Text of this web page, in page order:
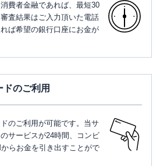
費者金融であれば、最短30
査結果はご入力頂いた電話
ば希望の銀行口座にお金が
ドのご利用
のご利用が可能です。当サ
サービスが24時間、コンビ
らお金を引き出すことがで